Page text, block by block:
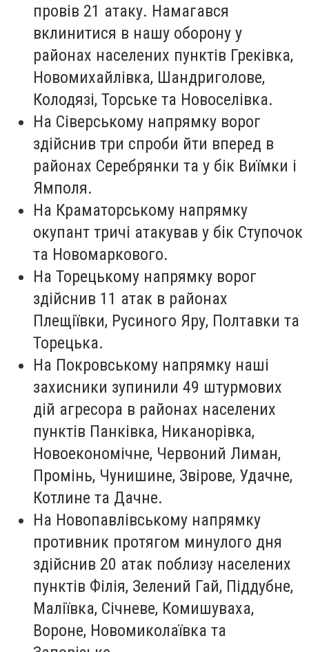
провів 21 атаку. Намагався
вклинитися в нашу оборону у
районах населених пунктів Греківка,
Новомихайлівка, Шандриголове,
Колодязі, Торське та Новоселівка.
На Сіверському напрямку ворог
здійснив три спроби йти вперед в
районах Серебрянки та у бік Виїмки і
Ямполя.
На Краматорському напрямку
окупант тричі атакував у бік Ступочок
та Новомаркового.
На Торецькому напрямку ворог
здійснив 11 атак в районах
Плещіївки, Русиного Яру, Полтавки та
Торецька.
На Покровському напрямку наші
захисники зупинили 49 штурмових
дій агресора в районах населених
пунктів Панківка, Никанорівка,
Новоекономічне, Червоний Лиман,
Промінь, Чунишине, Звірове, Удачне,
Котлине та Дачне.
На Новопавлівському напрямку
противник протягом минулого дня
здійснив 20 атак поблизу населених
пунктів Філія, Зелений Гай, Піддубне,
Маліївка, Січневе, Комишуваха,
Вороне, Новомиколаївка та